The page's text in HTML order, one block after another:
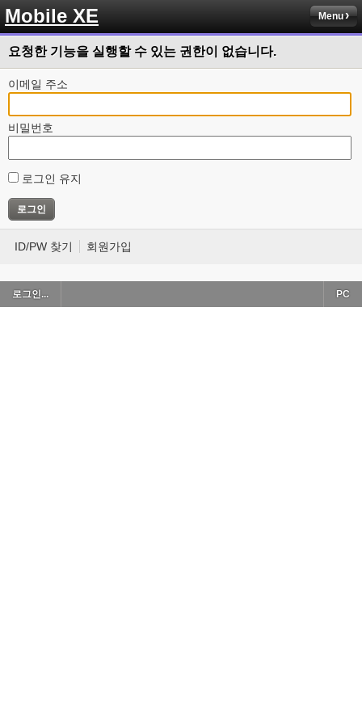
Mobile XE Menu
요청한 기능을 실행할 수 있는 권한이 없습니다.
이메일 주소
비밀번호
로그인 유지
ID/PW 찾기 회원가입
로그인... PC